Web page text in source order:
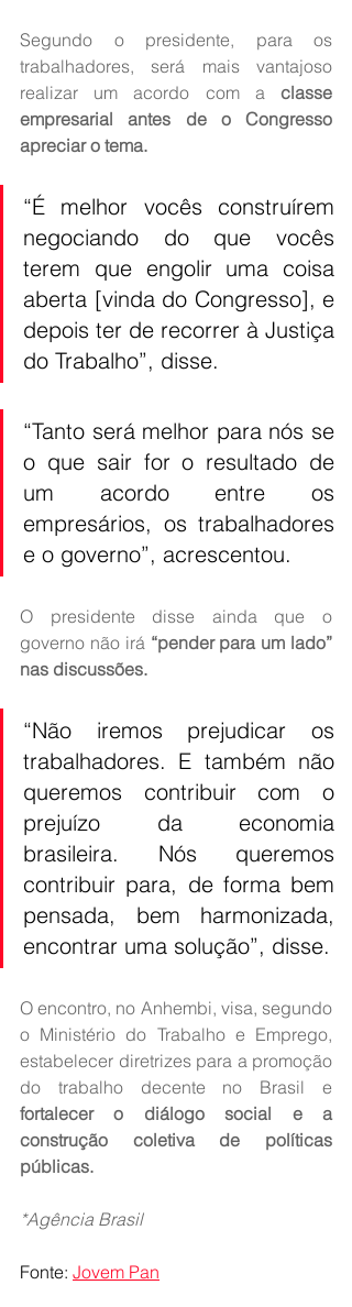
Segundo o presidente, para os
trabalhadores, será mais vantajoso
realizar um acordo com a classe
empresarial antes de o Congresso
apreciar o tema.
“É melhor vocês construírem
negociando do que vocês
terem que engolir uma coisa
aberta [vinda do Congresso], e
depois ter de recorrer à Justiça
do Trabalho”, disse.
“Tanto será melhor para nós se
o que sair for o resultado de
um acordo entre os
empresários, os trabalhadores
e o governo”, acrescentou.
O presidente disse ainda que o
governo não irá “pender para um lado”
nas discussões.
“Não iremos prejudicar os
trabalhadores. E também não
queremos contribuir com o
prejuízo da economia
brasileira. Nós queremos
contribuir para, de forma bem
pensada, bem harmonizada,
encontrar uma solução”, disse.
O encontro, no Anhembi, visa, segundo
o Ministério do Trabalho e Emprego,
estabelecer diretrizes para a promoção
fortalecer o diálogo social e a
construção coletiva de políticas
públicas.
*Agência Brasil
Fonte: Jovem Pan